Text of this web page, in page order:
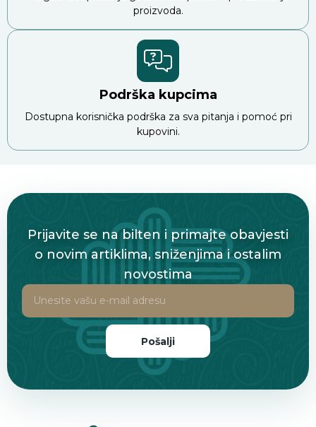
proizvoda.
Podrška kupcima
Dostupna korisnička podrška za sva pitanja i pomoć pri
kupovini.
Prijavite se na bilten i primajte obavjesti
o novim artiklima, sniženjima i ostalim
novostima
Pošalji